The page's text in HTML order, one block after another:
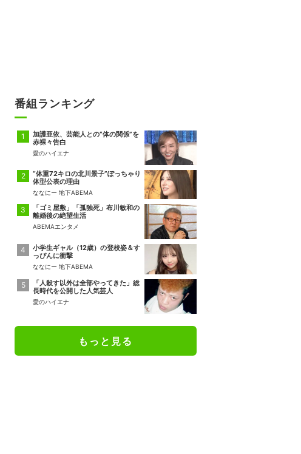
番組ランキング
加護亜依、芸能人との“体の関係”を
赤裸々告白
愛のハイエナ
“体重72キロの北川景子”ぽっちゃり
体型公表の理由
ななにー 地下ABEMA
「ゴミ屋敷」「孤独死」布川敏和の
離婚後の絶望生活
ABEMAエンタメ
小学生ギャル（12歳）の登校姿＆す
っぴんに衝撃
ななにー 地下ABEMA
「人殺す以外は全部やってきた」総
長時代を公開した人気芸人
愛のハイエナ
もっと見る